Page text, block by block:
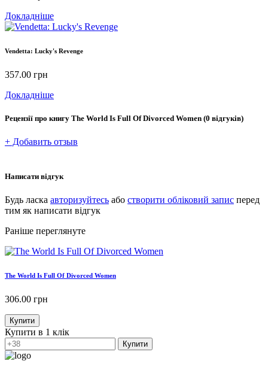
Докладніше
Vendetta: Lucky's Revenge
357.00 грн
Докладніше
Рецензії про книгу The World Is Full Of Divorced Women (0 відгуків)
+ Добавить отзыв
Написати відгук
Будь ласка авторизуйтесь або створити обліковий запис перед
тим як написати відгук
Раніше переглянуте
The World Is Full Of Divorced Women
306.00 грн
Купити
Купити в 1 клік
Купити